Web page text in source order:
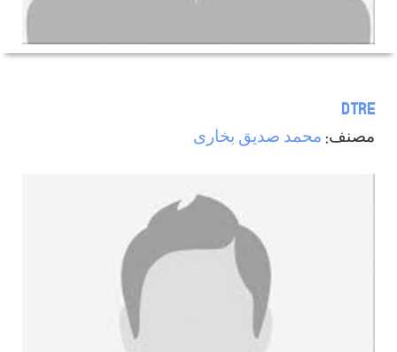
DTRE
مصنف: محمد صدیق بخاری